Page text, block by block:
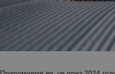
Строго
управление
Име